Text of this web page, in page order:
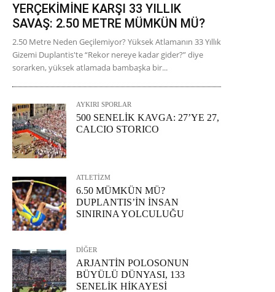
YERÇEKİMİNE KARŞI 33 YILLIK
SAVAŞ: 2.50 METRE MÜMKÜN MÜ?
2.50 Metre Neden Geçilemiyor? Yüksek Atlamanın 33 Yıllık
Gizemi Duplantis'te “Rekor nereye kadar gider?” diye
sorarken, yüksek atlamada bambaşka bir...
AYKIRI SPORLAR
500 SENELİK KAVGA: 27’YE 27,
CALCIO STORICO
ATLETİZM
6.50 MÜMKÜN MÜ?
DUPLANTIS’İN İNSAN
SINIRINA YOLCULUĞU
DİĞER
ARJANTİN POLOSONUN
BÜYÜLÜ DÜNYASI, 133
SENELİK HİKAYESİ